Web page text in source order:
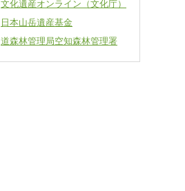
文化遺産オンライン（文化庁）
日本山岳遺産基金
道森林管理局空知森林管理署